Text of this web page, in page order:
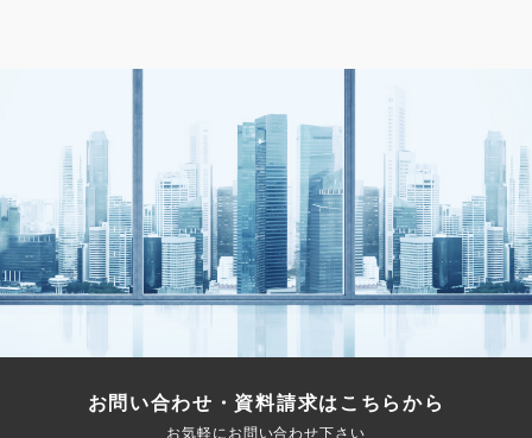
お問い合わせ・資料請求はこちらから
お気軽にお問い合わせ下さい